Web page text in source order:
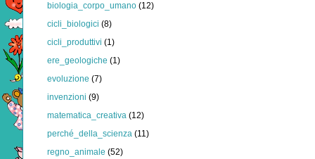
biologia_corpo_umano (12)
cicli_biologici (8)
cicli_produttivi (1)
ere_geologiche (1)
evoluzione (7)
invenzioni (9)
matematica_creativa (12)
perché_della_scienza (11)
regno_animale (52)